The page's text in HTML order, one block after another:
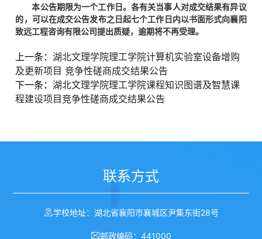
本公告期限为一个工作日。各有关当事人对成交结果有异议
的，可以在成交公告发布之日起七个工作日内以书面形式向襄阳
致远工程咨询有限公司提出质疑，逾期将不再受理。
上一条：湖北文理学院理工学院计算机实验室设备增购
及更新项目 竞争性磋商成交结果公告
下一条：湖北文理学院理工学院课程知识图谱及智慧课
程建设项目竞争性磋商成交结果公告
联系方式
学校地址：湖北省襄阳市襄城区尹集东街28号
邮政编码：441000